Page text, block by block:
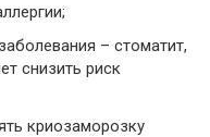
– стоматит,
снизить риск
криозаморозку